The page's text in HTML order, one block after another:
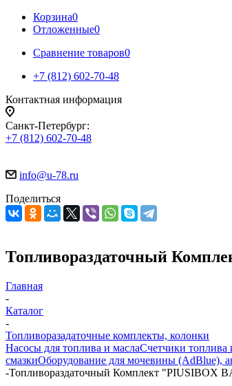
Корзина0
Отложенные0
Сравнение товаров0
+7 (812) 602-70-48
Контактная информация
Санкт-Петербург:
+7 (812) 602-70-48
info@u-78.ru
Поделиться
Топливораздаточный
Главная
-
Каталог
-
Топливоразадаточные комплекты, колонки
Насосы для топлива и маслаСчетчики топлива
смазкиОборудование для мочевины (AdBlue),
-Топливораздаточный Комплект "PIUSIBOX